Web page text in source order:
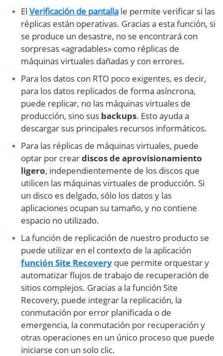
El Verificación de pantalla le permite verificar si las
réplicas están operativas. Gracias a esta función, si
se produce un desastre, no se encontrará con
sorpresas «agradables» como réplicas de
máquinas virtuales dañadas y con errores.
Para los datos con RTO poco exigentes, es decir,
para los datos replicados de forma asíncrona,
puede replicar, no las máquinas virtuales de
producción, sino sus backups. Esto ayuda a
descargar sus principales recursos informáticos.
Para las réplicas de máquinas virtuales, puede
optar por creardiscos de aprovisionamiento
ligero, independientemente de los discos que
utilicen las máquinas virtuales de producción. Si
un disco es delgado, sólo los datos y las
aplicaciones ocupan su tamaño, y no contiene
espacio no utilizado.
La función de replicación de nuestro producto se
puede utilizar en el contexto de la aplicación
función Site Recovery que permite orquestar y
automatizar flujos de trabajo de recuperación de
sitios complejos. Gracias a la función Site
Recovery, puede integrar la replicación, la
conmutación por error planificada o de
emergencia, la conmutación por recuperación y
otras operaciones en un único proceso que puede
iniciarse con un solo clic.